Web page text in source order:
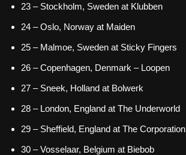
23 – Stockholm, Sweden at Klubben
24 – Oslo, Norway at Maiden
25 – Malmoe, Sweden at Sticky Fingers
26 – Copenhagen, Denmark – Loopen
27 – Sneek, Holland at Bolwerk
28 – London, England at The Underworld
29 – Sheffield, England at The Corporation
30 – Vosselaar, Belgium at Biebob